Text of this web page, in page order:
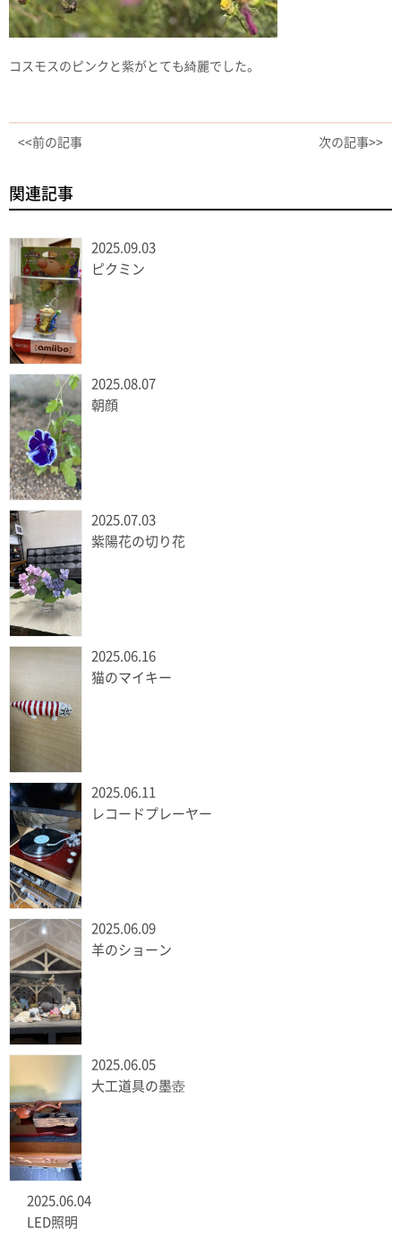
コスモスのピンクと紫がとても綺麗でした。
<<前の記事 次の記事>>
関連記事
2025.09.03
ピクミン
2025.08.07
朝顔
2025.07.03
紫陽花の切り花
2025.06.16
猫のマイキー
2025.06.11
レコードプレーヤー
2025.06.09
羊のショーン
2025.06.05
大工道具の墨壺
2025.06.04
LED照明